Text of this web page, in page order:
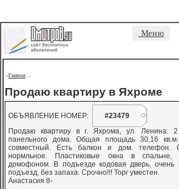
Меню
->Главная - -
Продаю квартиру в Яхроме
ОБЪЯВЛЕНИЕ НОМЕР:
#23479
Продаю квартиру в г. Яхрома, ул. Ленина.
панельного дома. Общая площадь 30,16
совместный. Есть балкон и дом. телефон.
нормльное. Пластиковые окна в
домофоном. В подъезде кодовая дверь, очень
подъезд, без запаха. Срочно!!! Торг уместен.
Анастасия 8-